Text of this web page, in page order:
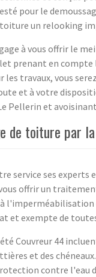
pour le
un relooking
à vous offrir le
prenant en
les travaux, vous
et à votre
Pellerin et
de toiture par
service ses
offrir un
et exempte de
Couvreur 44
et des
contre l'eau